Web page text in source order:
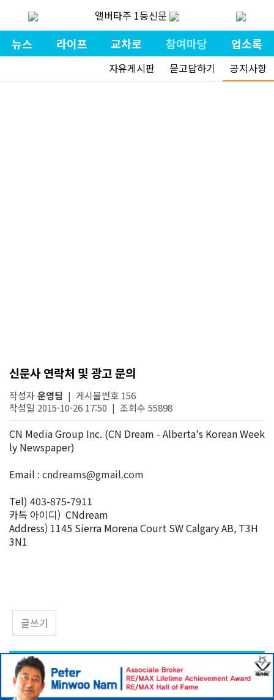
앨버타주 1등신문
뉴스 라이프 교차로 참여마당 업소록
자유게시판 묻고답하기 공지사항
신문사 연락처 및 광고 문의
작성자운영팀 | 게시물번호 156
작성일 2015-10-26 17:50 | 조회수 55898
CN Media Group Inc. (CN Dream - Alberta's Korean Week
ly Newspaper)
Email : cndreams@gmail.com
Tel) 403-875-7911
카톡 아이디) CNdream
Address) 1145 Sierra Morena Court SW Calgary AB, T3H
3N1
글쓰기